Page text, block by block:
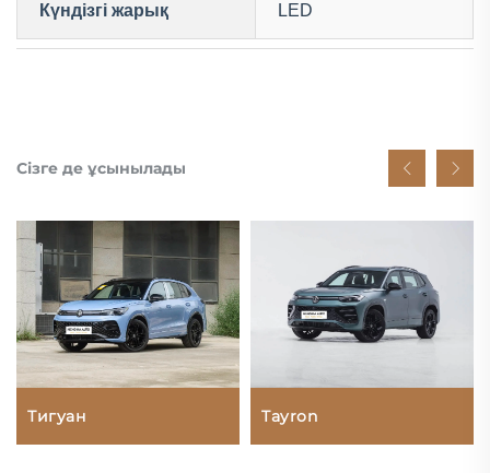
Күндізгі жарық LED
Сізге де ұсынылады
Тигуан Tayron